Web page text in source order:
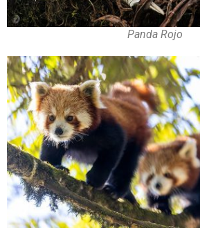
Panda Rojo